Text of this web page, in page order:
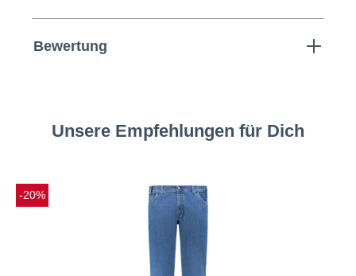
Bewertung
Unsere Empfehlungen für Dich
-20%